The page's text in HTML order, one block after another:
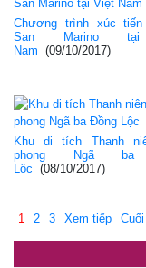
Chương trình xúc
San Marino
Nam (09/10/2017)
Khu di tích Thanh
phong Ngã ba
Lộc (08/10/2017)
1 2 3 Xem tiếp